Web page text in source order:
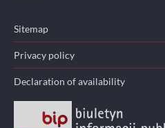
Sitemap
Privacy policy
Declaration of availability